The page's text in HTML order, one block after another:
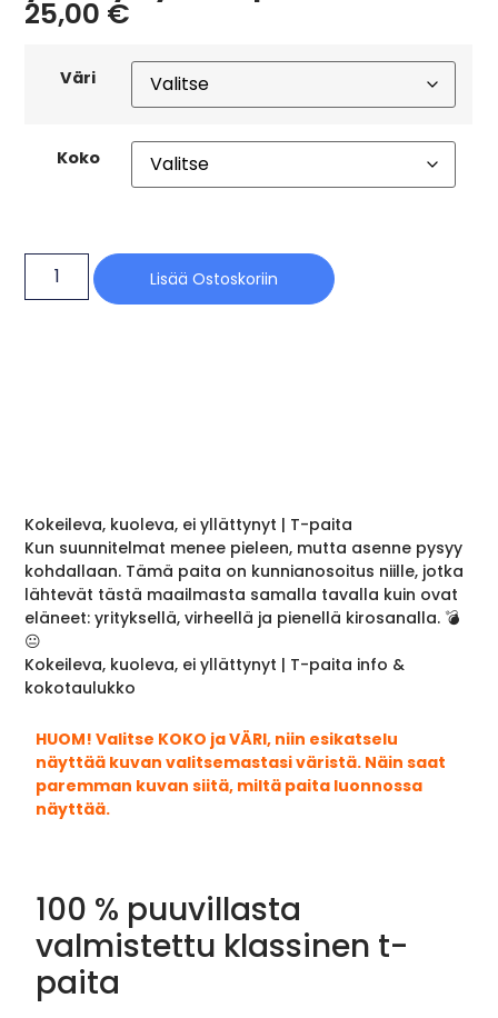
25,00 €
Väri
Koko
Lisää Ostoskoriin
Kokeileva, kuoleva, ei yllättynyt | T-paita
Kun suunnitelmat menee pieleen, mutta asenne pysyy
kohdallaan. Tämä paita on kunnianosoitus niille, jotka
lähtevät tästä maailmasta samalla tavalla kuin ovat
eläneet: yrityksellä, virheellä ja pienellä kirosanalla. 💣
😐
Kokeileva, kuoleva, ei yllättynyt | T-paita info &
kokotaulukko
HUOM! Valitse KOKO ja VÄRI, niin esikatselu
näyttää kuvan valitsemastasi väristä. Näin saat
paremman kuvan siitä, miltä paita luonnossa
näyttää.
100 % puuvillasta
valmistettu klassinen t-
paita